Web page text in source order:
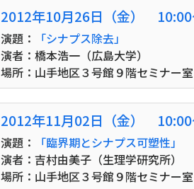
2012年10月26日（金）
演題：
「シナプス除去」
演者：橋本浩一（広島大学）
場所：山手地区３号館９階セミナー
2012年11月02日（金）
演題：
「臨界期とシナプス可塑性」
演者：吉村由美子（生理学研究所）
場所：山手地区３号館９階セミナー